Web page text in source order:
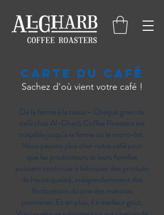
Carte du café
Sachez d'où vient votre café !
De la ferme à la tasse – Chaque grain de
café chez Al-Gharb Coffee Roasters est
traçable jusqu'à la ferme ou le micro-lot.
Nous payons plus cher notre café pour
que les producteurs et leurs familles
puissent continuer à fabriquer des produits
de haute qualité, indépendamment des
fluctuations du prix des matières
premières. Et en plus, il a meilleur goût.